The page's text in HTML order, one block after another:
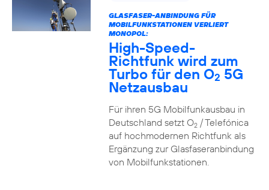
GLASFASER-ANBINDUNG FÜR
MOBILFUNKSTATIONEN VERLIERT
MONOPOL:
High-Speed-
Richtfunk wird zum
Turbo für den O2 5G
Netzausbau
Für ihren 5G Mobilfunkausbau in
Deutschland setzt O2/ Telefónica
auf hochmodernen Richtfunk als
Ergänzung zur Glasfaseranbindung
von Mobilfunkstationen.